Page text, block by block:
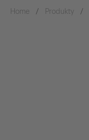
Home Produkty